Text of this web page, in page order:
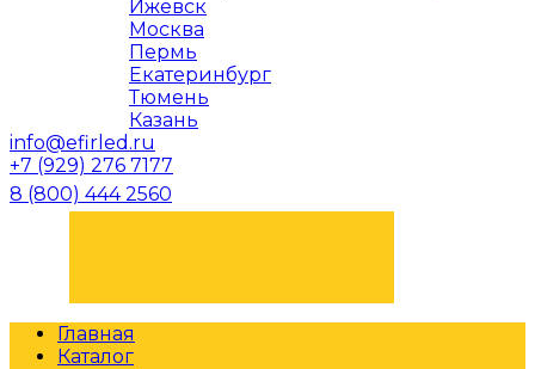
Ижевск
Москва
Пермь
Екатеринбург
Тюмень
Казань
info@efirled.ru
+7 (929) 276 7177
8 (800) 444 2560
Главная
Каталог